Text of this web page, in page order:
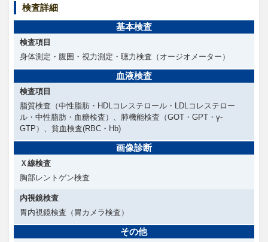
検査詳細
基本検査
検査項目
身体測定・腹囲・視力測定・聴力検査（オージオメーター）
血液検査
検査項目
脂質検査（中性脂肪・HDLコレステロール・LDLコレステロー
ル・中性脂肪・血糖検査）、肺機能検査（GOT・GPT・γ-
GTP）、貧血検査(RBC・Hb)
画像診断
Ｘ線検査
胸部レントゲン検査
内視鏡検査
胃内視鏡検査（胃カメラ検査）
その他